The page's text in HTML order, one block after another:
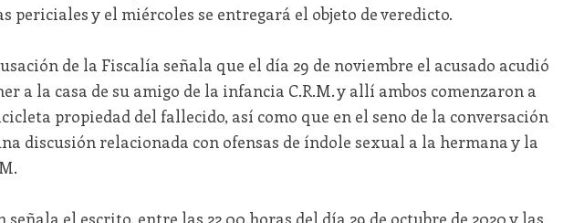
periciales y el miércoles se entregará el objeto de veredicto.
de la Fiscalía señala que el día 29 de noviembre el acusado acudió
a la casa de su amigo de la infancia C.R.M. y allí ambos comenzaron a
propiedad del fallecido, así como que en el seno de la conversación
discusión relacionada con ofensas de índole sexual a la hermana y la
señala el escrito, entre las 22.00 horas del día 29 de octubre de 2020 y las